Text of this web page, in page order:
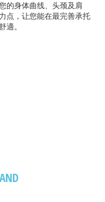
的身体曲线、头颈及肩
点，让您能在最完善承托
適。